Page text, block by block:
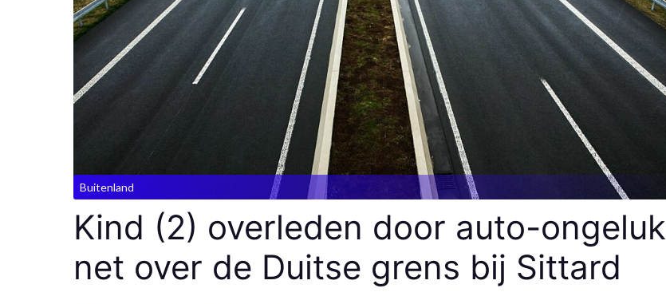
Buitenland
Kind (2) overleden door auto-ongeluk
net over de Duitse grens bij Sittard